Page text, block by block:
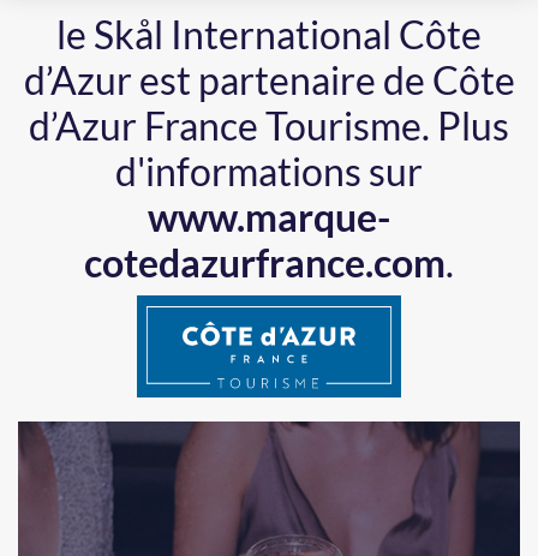
le Skål International Côte
d’Azur est partenaire de Côte
d’Azur France Tourisme. Plus
d'informations sur
www.marque-
cotedazurfrance.com.